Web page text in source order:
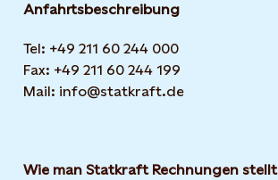
Anfahrtsbeschreibung
Tel: +49 211 60 244 000
Fax: +49 211 60 244 199
Mail: info@statkraft.de
Wie man Statkraft Rechnungen stellt